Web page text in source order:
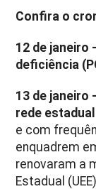
Confira o
12 de janeiro
deficiência
13 de janeiro
rede estadual
e com
enquadrem
renovaram a
Estadual